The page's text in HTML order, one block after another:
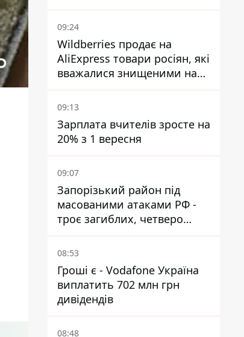
09:24
Wildberries продає на
AliExpress товари росіян, які
вважалися знищеними на
складах
09:13
Зарплата вчителів зросте на
20% з 1 вересня
09:07
Запорізький район під
масованими атаками РФ -
троє загиблих, четверо
поранених
08:53
Гроші є - Vodafone Україна
виплатить 702 млн грн
дивідендів
08:48